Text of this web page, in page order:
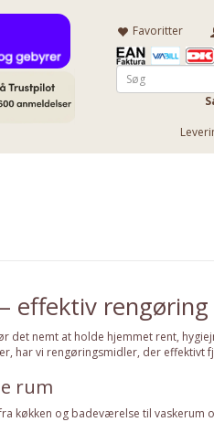
Favoritter
effektiv
nemt at holde hjemmet rent,
har vi rengøringsmidler, der effektivt
rum
køkken og badeværelse til vaskerum